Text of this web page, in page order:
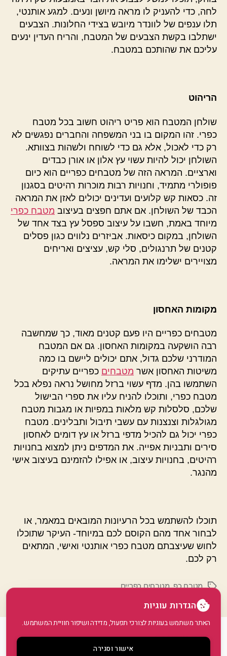
לחה, כדי להעניק לו מראה מיושן ונעים. למגע אותנטי,
תלו ענפים של לוונדר מיובש בצידי החלונות. הצבעים
ישתלבו בקשת הצבעים של המטבח, והריח העדין ינעים
עליכם את שהותכם במטבח.
הריהוט
שולחן המטבח הוא פריט ריהוט חשוב בכל מטבח
כפרי. זהו המקום בו בני המשפחה והחברים נפגשים לא
רק כדי לאכול, אלא גם כדי לשוחח ולשהות בצוותא.
השולחן יכול להיות עשוי עץ אלון או אורן כבדים
וארציים. המראה הזה של מטבחים כפריים הוא כיום
פופולרי מתמיד, וחנויות רבות מוכרות רהיטים בסגנון
זה. כסאות קש קלועים ועדינים יכולים לאזן את המראה
הכבד של השולחן. אם אתם חפצים בעיצוב מטבח כפרי
מיוחד באמת, חשבו על עיצוב ספסל עץ בצד אחד של
השולחן, במקום כיסאות. אביזרים נלווים כגון פסלים
קטנים של תרנגולים, סלי קש, עציצים ואריחים
מצויירים ישלימו את המראה.
מקומות האחסון
מטבחים כפריים היו פעם קטנים מאוד, כך שמחשבה
רבה הושקעה במקומות האחסון. גם אם המטבח
המודרני שלכם גדול, אתם יכולים ליישם בו כמה
משיטות האחסון אשר מטבחים כפריים עתיקים
השתמשו בהן. מדף עשוי ברזל מחושל נראה נפלא בכל
מטבח כפרי, ותוכלו להניח עליו את ספרי הבישול
שלכם, סלסלות קש מלאות במפיות או מגבות מטבח
מגולגלות וצנצנות עם עשבי תיבול ותבלינים. מטבח
כפרי יכול גם להכיל מדפי ברזל או עץ דומים לאחסון
סירים ותבניות אפייה. את המדפים ניתן למצוא בחנויות
רהיטים, בחנויות עיצוב, או אפילו להזמינם בעיצוב אישי
מהנגר.
תוכלו להשתמש בכל הרעיונות המובאים במאמר, או
לבחור אחד מהם הקוסם לכם במיוחד- העיקר שתוכלו
לחוש שעיצבתם מטבח כפרי אותנטי ואישי, המתאים
רק לכם.
תגיותמטבח כפ,מטבחים כפריים
© 2026
GoArticle למעלה
הגדרות עוגיות
האתר משתמש בעוגיות לצורכי תפעול, מדידה ושיפור חוויית המשתמש.
אישור וסגירה